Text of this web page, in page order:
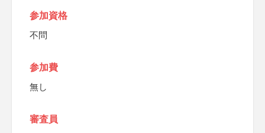
参加資格
不問
参加費
無し
審査員